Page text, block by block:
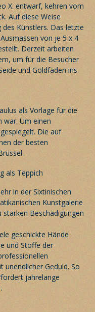
X. entwarf, kehren vom
Auf diese Weise
Künstlers. Das letzte
von je 5 x 4
Derzeit arbeiten
um für die Besucher
und Goldfäden ins
als Vorlage für die
war. Um einen
Die auf
der besten
in der Sixtinischen
Kunstgalerie
Beschädigungen
geschickte Hände
und Stoffe der
Geduld. So
jahrelange